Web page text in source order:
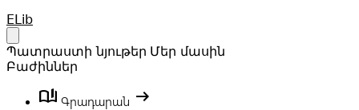
Your Company
ELib
Պատրաստի նյութեր Մեր մասին
Բաժիններ
book_ribbon Գրադարան arrow_right_alt